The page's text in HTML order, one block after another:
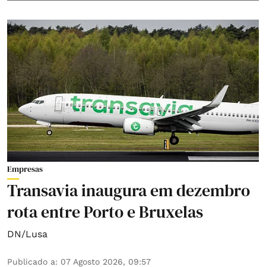
Empresas
Transavia inaugura em dezembro
rota entre Porto e Bruxelas
DN/Lusa
Publicado a: 07 Agosto 2026, 09:57